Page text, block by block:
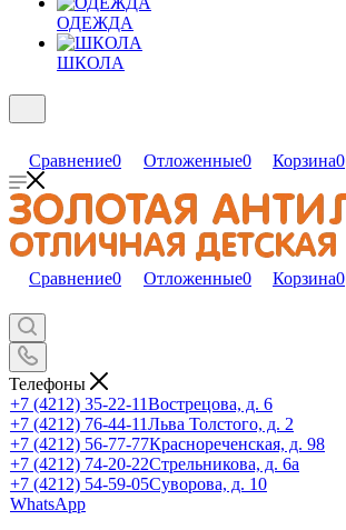
ОДЕЖДА
ШКОЛА
Сравнение0 Отложенные0 Корзина0
Сравнение0 Отложенные0 Корзина0
Телефоны
+7 (4212) 35-22-11Вострецова, д. 6
+7 (4212) 76-44-11Льва Толстого, д. 2
+7 (4212) 56-77-77Краснореченская, д. 98
+7 (4212) 74-20-22Стрельникова, д. 6а
+7 (4212) 54-59-05Суворова, д. 10
WhatsApp